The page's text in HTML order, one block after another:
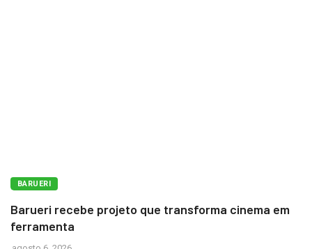
BARUERI
Barueri recebe projeto que transforma cinema em
ferramenta